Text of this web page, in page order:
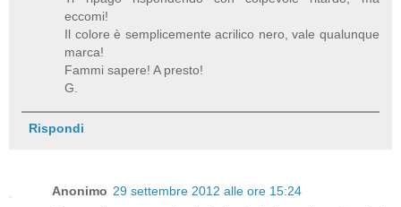
eccomi!
Il colore è semplicemente acrilico nero, vale qualunque
marca!
Fammi sapere! A presto!
G.
Rispondi
Anonimo 29 settembre 2012 alle ore 15:24